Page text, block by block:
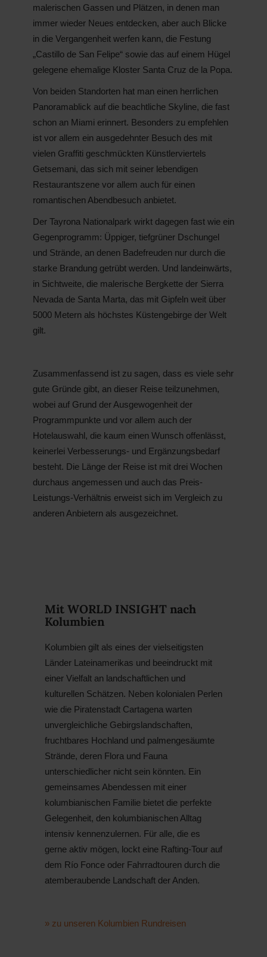
malerischen Gassen und Plätzen, in denen man
immer wieder Neues entdecken, aber auch Blicke
in die Vergangenheit werfen kann, die Festung
„Castillo de San Felipe“ sowie das auf einem Hügel
gelegene ehemalige Kloster Santa Cruz de la Popa.
Von beiden Standorten hat man einen herrlichen
Panoramablick auf die beachtliche Skyline, die fast
schon an Miami erinnert. Besonders zu empfehlen
ist vor allem ein ausgedehnter Besuch des mit
vielen Graffiti geschmückten Künstlerviertels
Getsemani, das sich mit seiner lebendigen
Restaurantszene vor allem auch für einen
romantischen Abendbesuch anbietet.
Der Tayrona Nationalpark wirkt dagegen fast wie ein
Gegenprogramm: Üppiger, tiefgrüner Dschungel
und Strände, an denen Badefreuden nur durch die
starke Brandung getrübt werden. Und landeinwärts,
in Sichtweite, die malerische Bergkette der Sierra
Nevada de Santa Marta, das mit Gipfeln weit über
5000 Metern als höchstes Küstengebirge der Welt
gilt.
Zusammenfassend ist zu sagen, dass es viele sehr
gute Gründe gibt, an dieser Reise teilzunehmen,
wobei auf Grund der Ausgewogenheit der
Programmpunkte und vor allem auch der
Hotelauswahl, die kaum einen Wunsch offenlässt,
keinerlei Verbesserungs- und Ergänzungs­bedarf
besteht. Die Länge der Reise ist mit drei Wochen
durchaus angemessen und auch das Preis-
Leistungs-Verhältnis erweist sich im Vergleich zu
anderen Anbietern als ausgezeichnet.
Mit WORLD INSIGHT nach
Kolumbien
Kolumbien gilt als eines der vielseitigsten
Länder Lateinamerikas und beeindruckt mit
einer Vielfalt an landschaftlichen und
kulturellen Schätzen. Neben kolonialen Perlen
wie die Piratenstadt Cartagena warten
unvergleichliche Gebirgslandschaften,
fruchtbares Hochland und palmengesäumte
Strände, deren Flora und Fauna
unterschiedlicher nicht sein könnten. Ein
gemeinsames Abendessen mit einer
kolumbianischen Familie bietet die perfekte
Gelegenheit, den kolumbianischen Alltag
intensiv kennenzulernen. Für alle, die es
gerne aktiv mögen, lockt eine Rafting-Tour auf
dem Río Fonce oder Fahrradtouren durch die
atemberaubende Landschaft der Anden.
» zu unseren Kolumbien Rundreisen